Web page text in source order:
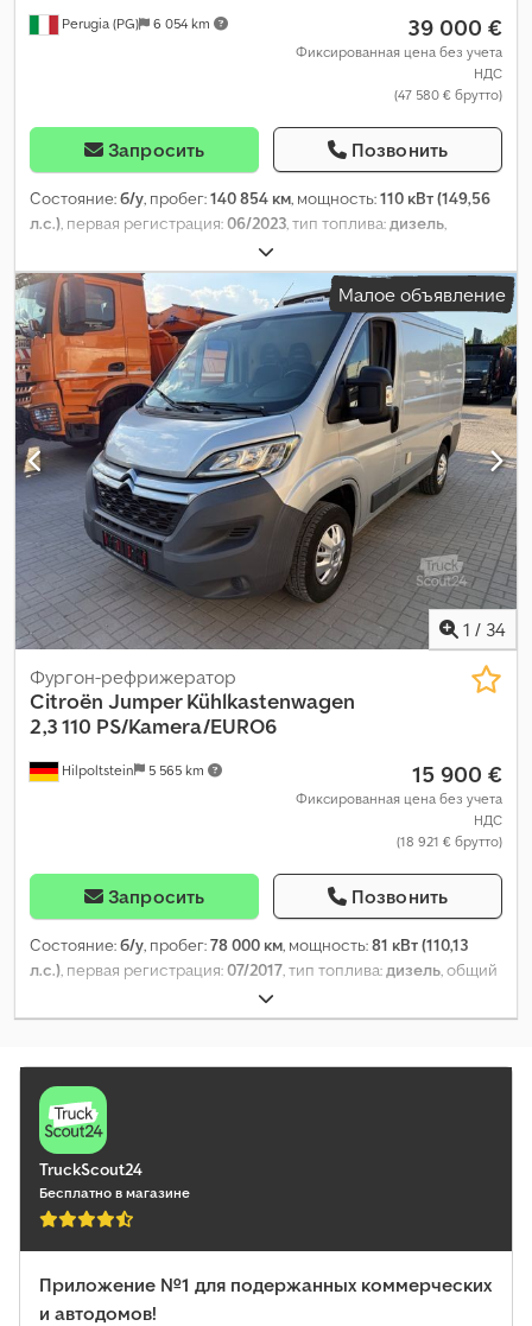
Perugia (PG) 6 054 km 39 000 €
Фиксированная цена без учета
НДС
(47 580 € брутто)
Запросить Позвонить
Состояние:б/у, пробег:140 854 км, мощность:110 кВт (149,56
л.с.), первая регистрация:06/2023, тип топлива:дизель,
белый
механический, класс выбросов:Евро 6, подвеска:сталь,
количество мест:
Малое объявление
1 / 34
Hilpoltstein 5 565 km
Фургон-рефрижератор
Citroën Jumper Kühlkastenwagen
2,3 110 PS/Kamera/EURO6
15 900 €
Фиксированная цена без учета
НДС
(18 921 € брутто)
Запросить Позвонить
Состояние:б/у, пробег:78 000 км, мощность:81 кВт (110,13
л.с.), первая регистрация:07/2017, тип топлива:дизель, общий
, следующая проверка (TÜV):
серебристый, тип передачи:механический, класс выбросов:
стояночный, сажевый фильтр, центральный замок,
TruckScout24
Бесплатно в магазине
Приложение №1 для подержанных коммерческих
и автодомов!